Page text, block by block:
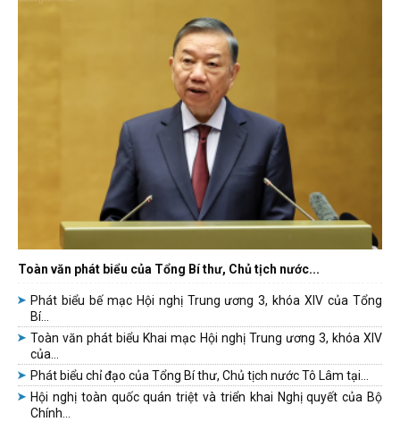
Toàn văn phát biểu của Tổng Bí thư, Chủ tịch nước...
Phát biểu bế mạc Hội nghị Trung ương 3, khóa XIV của Tổng
Bí...
Toàn văn phát biểu Khai mạc Hội nghị Trung ương 3, khóa XIV
của...
Phát biểu chỉ đạo của Tổng Bí thư, Chủ tịch nước Tô Lâm tại...
Hội nghị toàn quốc quán triệt và triển khai Nghị quyết của Bộ
Chính...